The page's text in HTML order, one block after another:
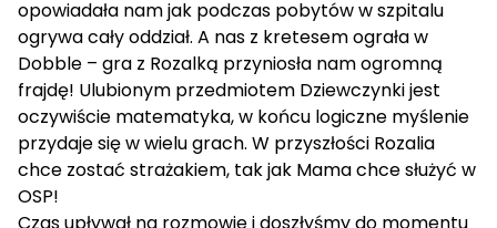
opowiadała nam jak podczas pobytów w szpitalu
ogrywa cały oddział. A nas z kretesem ograła w
Dobble – gra z Rozalką przyniosła nam ogromną
frajdę! Ulubionym przedmiotem Dziewczynki jest
oczywiście matematyka, w końcu logiczne myślenie
przydaje się w wielu grach. W przyszłości Rozalia
chce zostać strażakiem, tak jak Mama chce służyć w
OSP!